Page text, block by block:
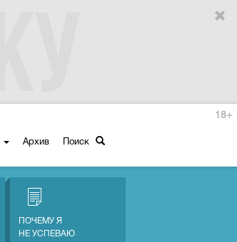
Архив Поиск
18+
ПОЧЕМУ Я
НЕ УСПЕВАЮ